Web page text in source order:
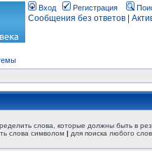
Вход Регистрация
Сообщения без ответов
слова, которые должны быть в
слова символом | для поиска любого